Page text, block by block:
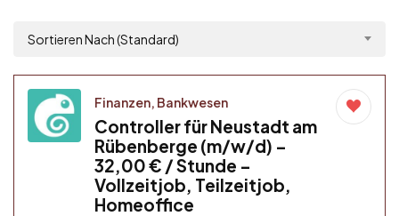
Sortieren Nach (Standard)
Finanzen, Bankwesen
Controller für Neustadt am
Rübenberge (m/w/d) –
32,00 € / Stunde –
Vollzeitjob, Teilzeitjob,
Homeoffice